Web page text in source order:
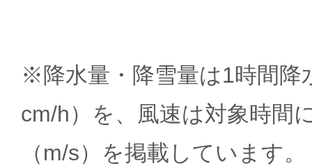
※降水量・降雪量は1時間降
cm/h）を、風速は対象時間
（m/s）を掲載しています。